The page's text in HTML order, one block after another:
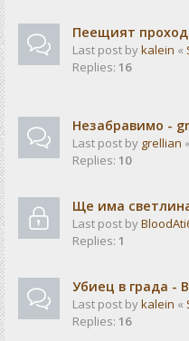
Пеещият проход
Last post bykalein «
Replies: 16
Незабравимо -
Last post by grellian «
Replies: 10
Ще има
Last post by
Replies: 1
Убиец в града -
Last post bykalein «
Replies: 16